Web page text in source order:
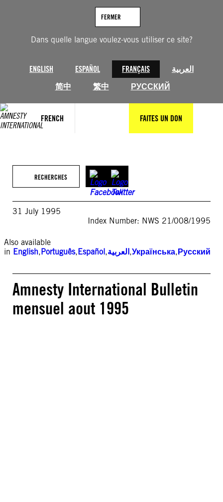
Dans quelle langue voulez-vous utiliser ce site?
ENGLISH ESPAÑOL FRANÇAIS
العربية
简中
繁中 РУССКИЙ
FERMER
FRENCH FAITES UN DON
RECHERCHES
31 July 1995
Index Number: NWS 21/008/1995
Also available
in English,Português,Español,العربية,Українська,Русский
Amnesty International Bulletin
mensuel aout 1995